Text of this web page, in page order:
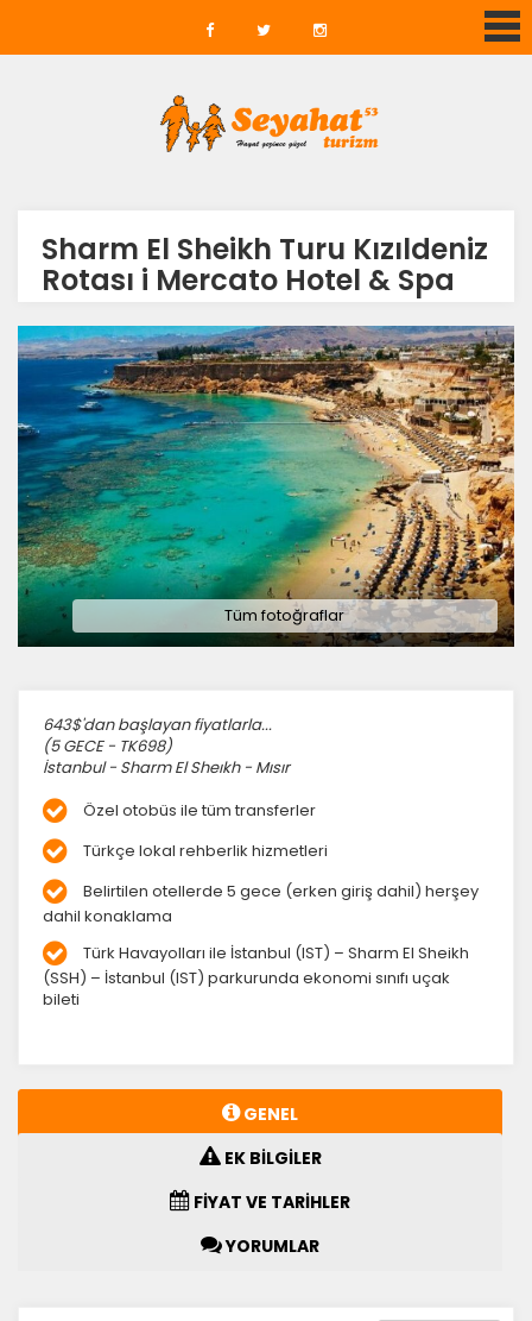
Sharm El Sheikh Turu Kızıldeniz
Rotası i Mercato Hotel & Spa
Tüm fotoğraflar
643$'dan başlayan fiyatlarla...
(5 GECE - TK698)
İstanbul - Sharm El Sheıkh - Mısır
Özel otobüs ile tüm transferler
Türkçe lokal rehberlik hizmetleri
Belirtilen otellerde 5 gece (erken giriş dahil) herşey
dahil konaklama
Türk Havayolları ile İstanbul (IST) – Sharm El Sheikh
(SSH) – İstanbul (IST) parkurunda ekonomi sınıfı uçak
bileti
GENEL
EK BİLGİLER
FİYAT VE TARİHLER
YORUMLAR